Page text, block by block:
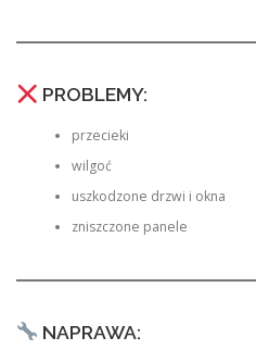
PROBLEMY:
przecieki
wilgoć
uszkodzone drzwi i okna
zniszczone panele
NAPRAWA: